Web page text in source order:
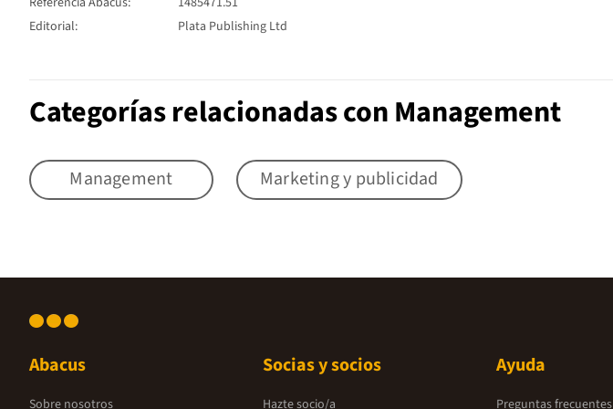
Editorial:
Plata Publishing Ltd
Categorías relacionadas con Management
Management Marketing y publicidad
Abacus
Sobre nosotros
Socias y socios
Hazte socio/a
Ayuda
Preguntas frecuentes